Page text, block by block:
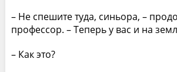
– Не спешите туда, синьора, –
профессор. – Теперь у вас и на
– Как это?